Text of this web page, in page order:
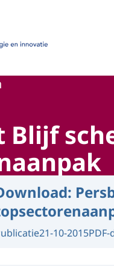
voor
Blijf
21-10-2015